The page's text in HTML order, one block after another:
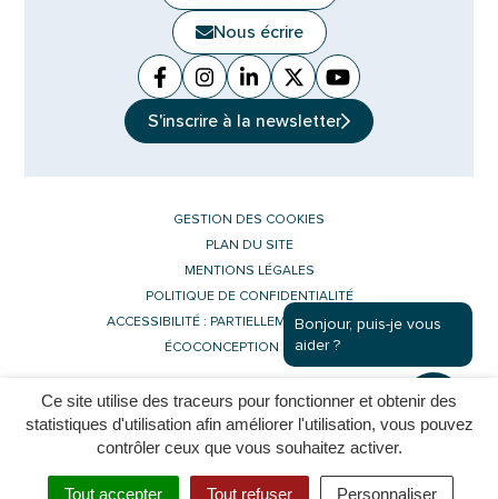
Ce site utilise des traceurs pour fonctionner et obtenir des
statistiques d'utilisation afin améliorer l'utilisation, vous pouvez
contrôler ceux que vous souhaitez activer.
Tout accepter Tout refuser Personnaliser
Nous écrire
Facebook
(ouverture dans un nouvel onglet)
Instagram
(ouverture dans un nouvel
Linkedin
(ouverture dans un nouvel
X (Twitter)
(ouverture dans un
YouTube
(ouverture dans
S'inscrire à la newsletter
GESTION DES COOKIES
PLAN DU SITE
MENTIONS LÉGALES
POLITIQUE DE CONFIDENTIALITÉ
ACCESSIBILITÉ : PARTIELLEMENT CONFORME
ÉCOCONCEPTION DU SITE
Site réalisé par
Bonjour, puis-je vous
aider ?